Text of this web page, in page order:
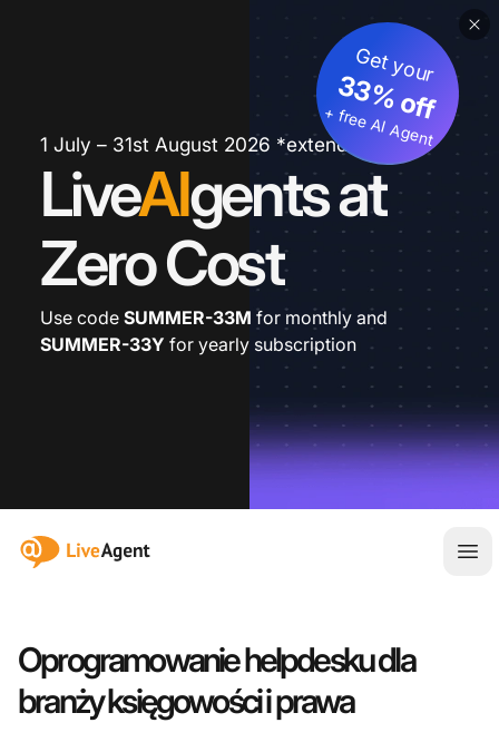
1 July – 31st August 2026 *extended
LiveAIgents at
Zero Cost
Get your
33% off
+ free AI Agent
Use code SUMMER-33M for monthly and
SUMMER-33Y for yearly subscription
:site.title
Oprogramowanie helpdesku dla
branży księgowości i prawa